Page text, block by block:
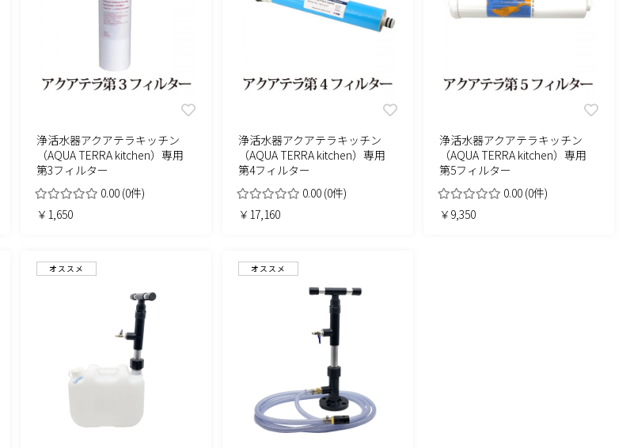
浄活水器アクアテラキッチン
（AQUA TERRA kitchen）専用
第3フィルター
0.00 (0件)
￥1,650
浄活水器アクアテラキッチン
（AQUA TERRA kitchen）専用
第4フィルター
0.00 (0件)
￥17,160
浄活水器アクアテラキッチン
（AQUA TERRA kitchen）専用
第5フィルター
0.00 (0件)
￥9,350
オススメ オススメ